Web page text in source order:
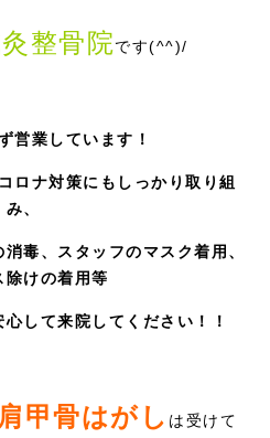
整骨院です(^^)/
営業しています！
ロナ対策にもしっかり取り組
み、
毒、スタッフのマスク着用、
除けの着用等
して来院してください！！
肩甲骨はがし は受けて